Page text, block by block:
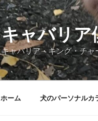
キャバリア
キャバリア・キング・チャ
ホーム 犬のパーソナルカ